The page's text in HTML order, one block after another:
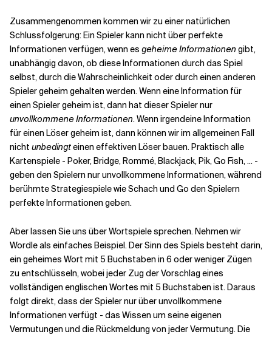
Zusammengenommen kommen wir zu einer natürlichen
Schlussfolgerung: Ein Spieler kann nicht über perfekte
Informationen verfügen, wenn es geheime Informationen gibt,
unabhängig davon, ob diese Informationen durch das Spiel
selbst, durch die Wahrscheinlichkeit oder durch einen anderen
Spieler geheim gehalten werden. Wenn eine Information für
einen Spieler geheim ist, dann hat dieser Spieler nur
unvollkommene Informationen. Wenn irgendeine Information
für einen Löser geheim ist, dann können wir im allgemeinen Fall
nicht unbedingteinen effektiven Löser bauen. Praktisch alle
Kartenspiele - Poker, Bridge, Rommé, Blackjack, Pik, Go Fish, ... -
geben den Spielern nur unvollkommene Informationen, während
berühmte Strategiespiele wie Schach und Go den Spielern
perfekte Informationen geben.
Aber lassen Sie uns über Wortspiele sprechen. Nehmen wir
Wordle als einfaches Beispiel. Der Sinn des Spiels besteht darin,
ein geheimes Wort mit 5 Buchstaben in 6 oder weniger Zügen
zu entschlüsseln, wobei jeder Zug der Vorschlag eines
vollständigen englischen Wortes mit 5 Buchstaben ist. Daraus
folgt direkt, dass der Spieler nur über unvollkommene
Informationen verfügt - das Wissen um seine eigenen
Vermutungen und die Rückmeldung von jeder Vermutung. Die